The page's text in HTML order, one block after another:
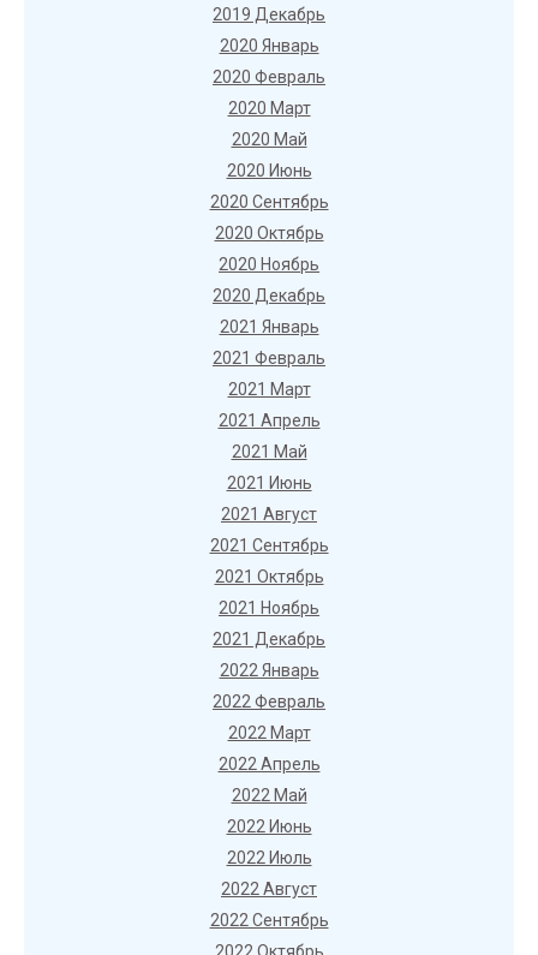
2019 Декабрь
2020 Январь
2020 Февраль
2020 Март
2020 Май
2020 Июнь
2020 Сентябрь
2020 Октябрь
2020 Ноябрь
2020 Декабрь
2021 Январь
2021 Февраль
2021 Март
2021 Апрель
2021 Май
2021 Июнь
2021 Август
2021 Сентябрь
2021 Октябрь
2021 Ноябрь
2021 Декабрь
2022 Январь
2022 Февраль
2022 Март
2022 Апрель
2022 Май
2022 Июнь
2022 Июль
2022 Август
2022 Сентябрь